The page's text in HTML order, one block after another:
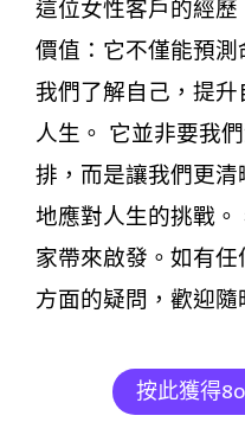
這位女性客戶的經
價值：它不僅能預
我們了解自己，提
人生。 它並非要我
排，而是讓我們更
地應對人生的挑戰
家帶來啟發。如有
方面的疑問，歡迎隨
按此獲得